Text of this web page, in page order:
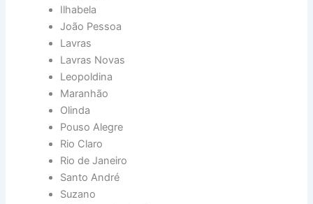
Ilhabela
João Pessoa
Lavras
Lavras Novas
Leopoldina
Maranhão
Olinda
Pouso Alegre
Rio Claro
Rio de Janeiro
Santo André
Suzano